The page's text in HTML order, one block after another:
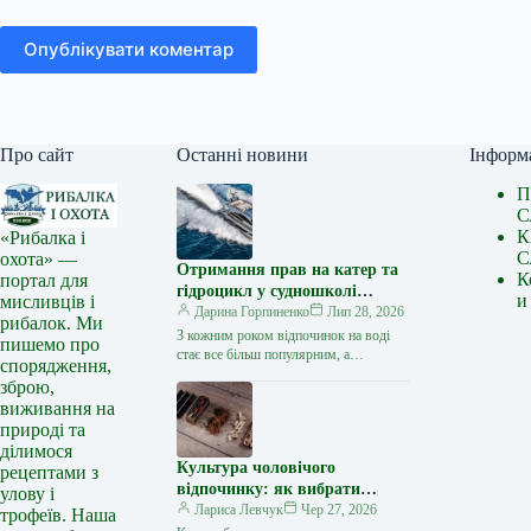
Опублікувати коментар
Про сайт
«Рибалка і
охота» —
портал для
мисливців і
рибалок. Ми
пишемо про
спорядження,
зброю,
виживання на
природі та
ділимося
рецептами з
улову і
трофеїв. Наша
Останні новини
Отримання прав на катер та
гідроцикл у судношколі
«Либідь-А»: від теорії до
іспиту
Дарина Горпиненко
Лип 28, 2026
З кожним роком відпочинок на воді
стає все більш популярним, а
чи гідроциклом відкриває нові
горизонти…
Культура чоловічого
відпочинку: як вибрати
стильний та корисний
Лариса Левчук
Чер 27, 2026
и